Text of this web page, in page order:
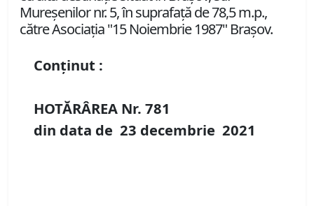
Mureşenilor nr. 5, în suprafaţă de 78,5 m.p.,
către Asociaţia "15 Noiembrie 1987" Braşov.
Conținut :
HOTĂRÂREA Nr. 781
din data de 23 decembrie 2021